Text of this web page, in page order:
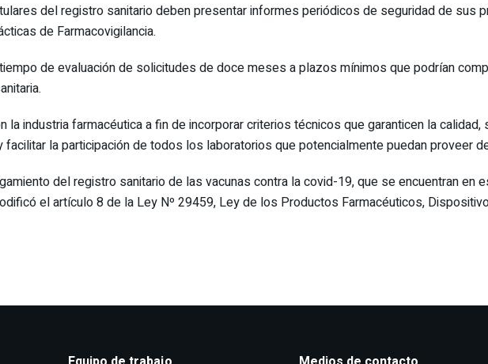
del registro sanitario deben presentar informes periódicos de seguridad de sus
de Farmacovigilancia.
de evaluación de solicitudes de doce meses a plazos mínimos que podrían
la industria farmacéutica a fin de incorporar criterios técnicos que garanticen la
la participación de todos los laboratorios que potencialmente puedan proveer
del registro sanitario de las vacunas contra la covid-19, que se encuentran
el artículo 8 de la Ley Nº 29459, Ley de los Productos Farmacéuticos,